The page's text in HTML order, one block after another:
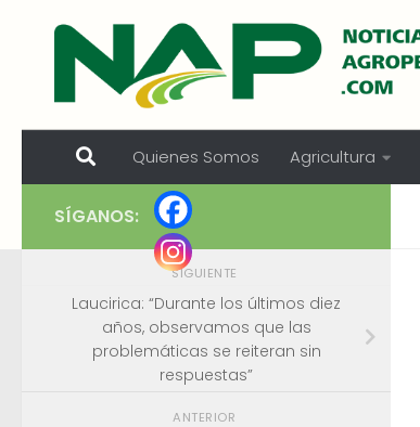
Skip to content
Quienes Somos Agricultura
SÍGANOS:
SIGUIENTE
Laucirica: “Durante los últimos diez
años, observamos que las
problemáticas se reiteran sin
respuestas”
ANTERIOR